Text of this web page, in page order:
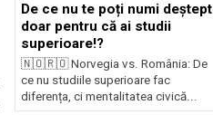
De ce nu te poți numi deștept
doar pentru că ai studii
superioare!?
🇳🇴🇷🇴 Norvegia vs. România: De
ce nu studiile superioare fac
diferența, ci mentalitatea civică...